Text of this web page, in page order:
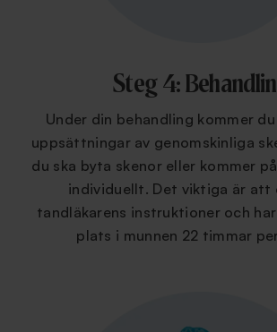
Steg 4:
Under din behandling kommer
uppsättningar av genomskinliga
du ska byta skenor eller kommer
individuellt. Det viktiga är att
tandläkarens instruktioner och
plats i munnen 22 timmar